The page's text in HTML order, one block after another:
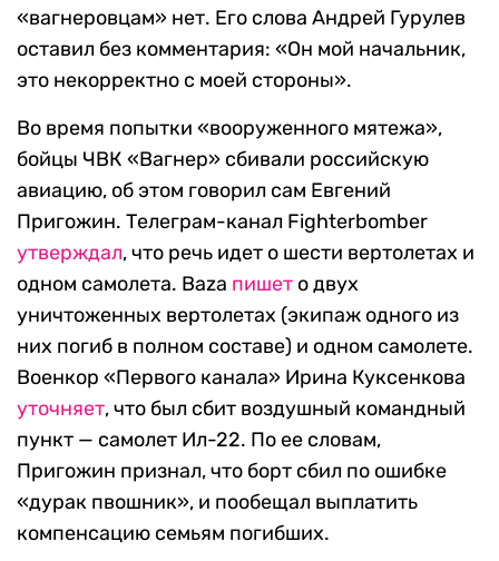
«вагнеровцам» нет. Его слова Андрей Гурулев
оставил без комментария: «Он мой начальник,
это некорректно с моей стороны».
Во время попытки «вооруженного мятежа»,
бойцы ЧВК «Вагнер» сбивали российскую
авиацию, об этом говорил сам Евгений
Пригожин. Телеграм-канал Fighterbomber
утверждал, что речь идет о шести вертолетах и
одном самолета. Baza пишет о двух
уничтоженных вертолетах (экипаж одного из
них погиб в полном составе) и одном самолете.
Военкор «Первого канала» Ирина Куксенкова
уточняет, что был сбит воздушный командный
пункт — самолет Ил-22. По ее словам,
Пригожин признал, что борт сбил по ошибке
«дурак пвошник», и пообещал выплатить
компенсацию семьям погибших.